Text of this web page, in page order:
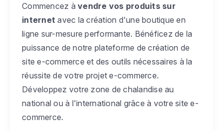
Commencez à vendre vos produits sur
internet avec la création d'une boutique en
ligne sur-mesure performante. Bénéficez de la
puissance de notre plateforme de création de
site e-commerce et des outils nécessaires à la
réussite de votre projet e-commerce.
Développez votre zone de chalandise au
national ou à l'international grâce à votre site e-
commerce.